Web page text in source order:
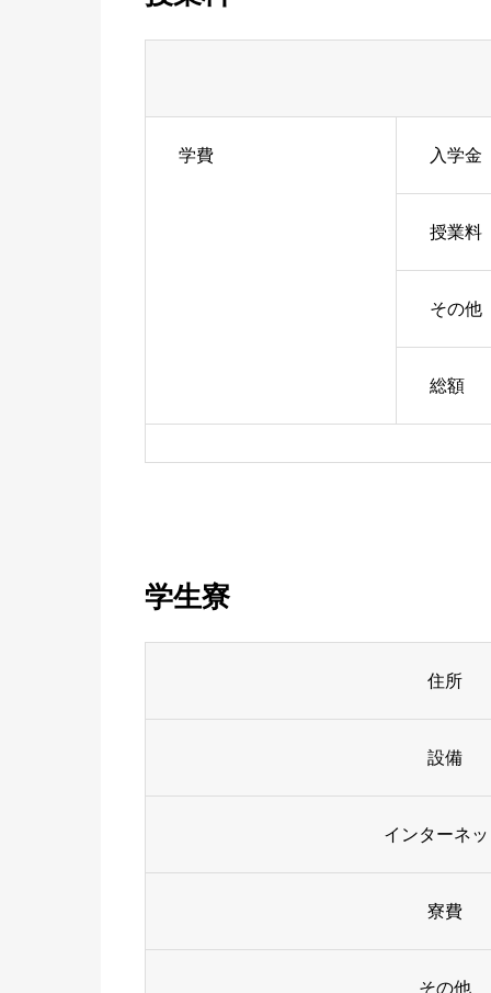
学費 入学金
授業料
その他
総額
学生寮
住所
設備
インターネ
寮費
その他